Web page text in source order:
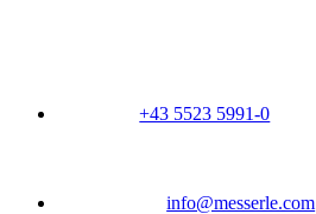
+43 5523 5991-0
info@messerle.com